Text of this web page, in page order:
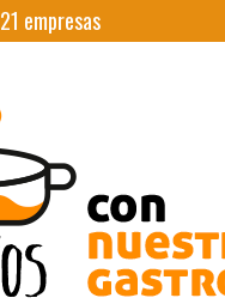
21 empresas